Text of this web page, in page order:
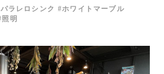
パラレロシンク
ホワイトマーブル
照明